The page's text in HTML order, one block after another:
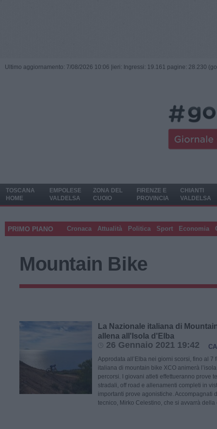
Ultimo aggiornamento: 7/08/2026 10:06 | ieri: Ingressi: 19.161 pagine: 28.230
TOSCANA
HOME
EMPOLESE
VALDELSA
ZONA DEL
CUOIO
FIRENZE E
PROVINCIA
CHIANTI
VALDELSA
PRIMO PIANO Cronaca Attualità Politica Sport Economia
Mountain Bike
La Nazionale italiana di
allena all'Isola d'Elba
26 Gennaio 2021 19:42
Approdata all’Elba nei giorni scorsi, fino al 7
italiana di mountain bike XCO animerà
percorsi. I giovani atleti effettueranno prove
stradali, off road e allenamenti completi in
importanti prove agonistiche. Accompagnati
tecnico, Mirko Celestino, che si avvarrà